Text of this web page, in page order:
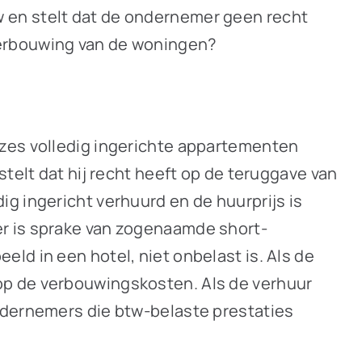
en stelt dat de ondernemer geen recht
van de woningen?
volledig ingerichte appartementen
dat hij recht heeft op de teruggave van
ingericht verhuurd en de huurprijs is
is sprake van zogenaamde short-
in een hotel, niet onbelast is. Als de
de verbouwingskosten. Als de verhuur
die btw-belaste prestaties